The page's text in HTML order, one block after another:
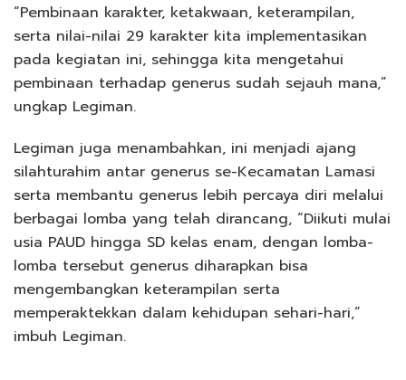
“Pembinaan karakter, ketakwaan, keterampilan,
serta nilai-nilai 29 karakter kita implementasikan
pada kegiatan ini, sehingga kita mengetahui
pembinaan terhadap generus sudah sejauh mana,”
ungkap Legiman.
Legiman juga menambahkan, ini menjadi ajang
silahturahim antar generus se-Kecamatan Lamasi
serta membantu generus lebih percaya diri melalui
berbagai lomba yang telah dirancang, “Diikuti mulai
usia PAUD hingga SD kelas enam, dengan lomba-
lomba tersebut generus diharapkan bisa
mengembangkan keterampilan serta
memperaktekkan dalam kehidupan sehari-hari,”
imbuh Legiman.